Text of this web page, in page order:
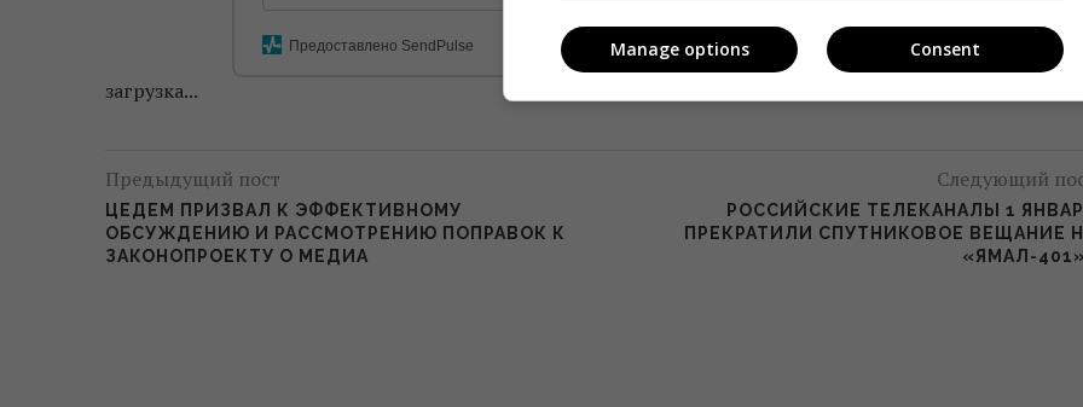
Предоставлено SendPulse
загрузка...
Предыдущий пост
ЦЕДЕМ ПРИЗВАЛ К ЭФФЕКТИВНОМУ
ОБСУЖДЕНИЮ И РАССМОТРЕНИЮ ПОПРАВОК К
ЗАКОНОПРОЕКТУ О МЕДИА
Следующий
РОССИЙСКИЕ ТЕЛЕКАНАЛЫ 1
ПРЕКРАТИЛИ СПУТНИКОВОЕ ВЕЩАНИЕ
«ЯМАЛ-
Consent
Manage options